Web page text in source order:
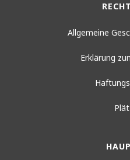
Allgemeine
Erklärung